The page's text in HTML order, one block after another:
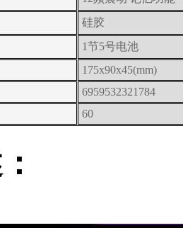
硅胶
1节5号电池
175x90x45(mm)
6959532321784
60